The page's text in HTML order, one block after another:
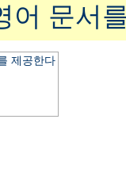
어 문서
제공한다